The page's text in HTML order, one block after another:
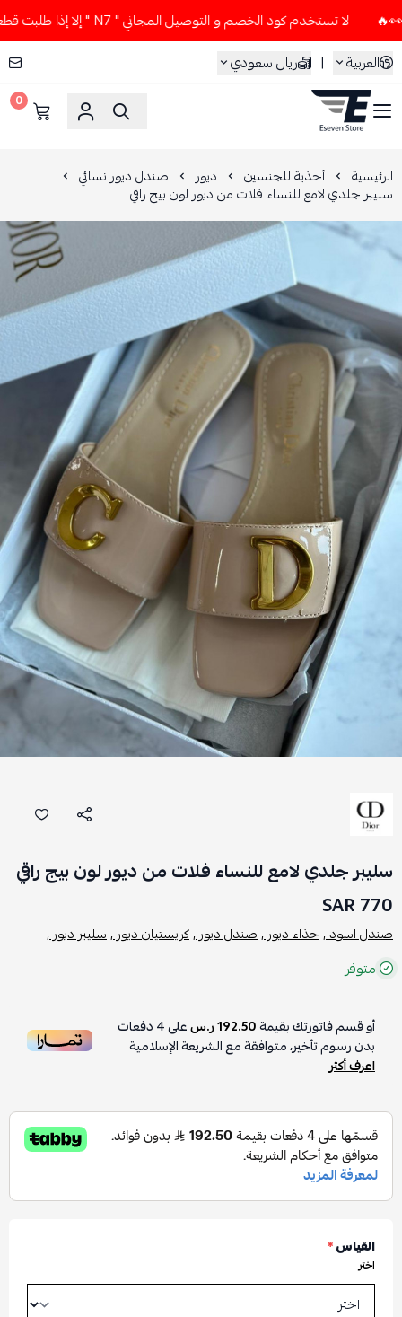
لا تستخدم كود الخصم و التوصيل المجاني " N7 " إلا إذا طلبت قطعتين أو أكثر 👀🔥
العربية
| ريال سعودي
ESEVEN STORE
0
الرئيسية أحذية للجنسين ديور صندل ديور نسائي
سليبر جلدي لامع للنساء فلات من ديور لون بيج راقي
سليبر جلدي لامع للنساء فلات من ديور لون بيج راقي
770 SAR
صندل اسود ,حذاء ديور ,صندل ديور ,كريستيان ديور ,سليبر ديور ,
متوفر
أو قسم فاتورتك بقيمة192.50 ر.س على4دفعات
بدون رسوم تأخير، متوافقة مع الشريعة الإسلامية
اعرف أكثر
القياس*
اختر